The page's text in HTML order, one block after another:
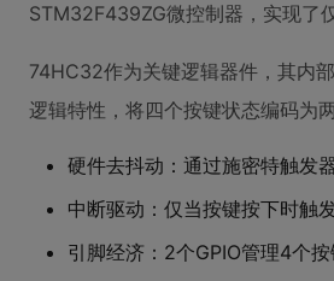
STM32F439ZG微控制器，实现了
74HC32作为关键逻辑器件，其内
逻辑特性，将四个按键状态编码为
硬件去抖动：通过施密特触发
中断驱动：仅当按键按下时触
引脚经济：2个GPIO管理4个